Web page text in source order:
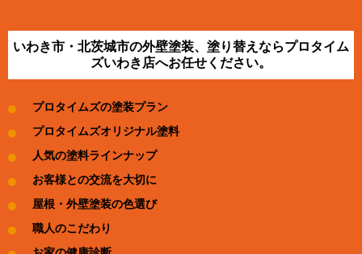
いわき市・北茨城市の外壁塗装、塗り替えならプロタイム
ズいわき店へお任せください。
プロタイムズの塗装プラン
プロタイムズオリジナル塗料
人気の塗料ラインナップ
お客様との交流を大切に
屋根・外壁塗装の色選び
職人のこだわり